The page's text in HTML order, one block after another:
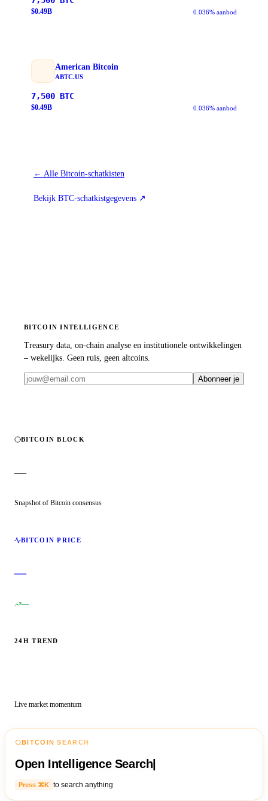
$0.49B 0.036% aanbod
American Bitcoin
ABTC.US
7,500 BTC
$0.49B 0.036% aanbod
← Alle Bitcoin-schatkisten
Bekijk BTC-schatkistgegevens ↗
BITCOIN INTELLIGENCE
Treasury data, on-chain analyse en institutionele ontwikkelingen
– wekelijks. Geen ruis, geen altcoins.
Abonneer je
BITCOIN BLOCK
—
Snapshot of Bitcoin consensus
BITCOIN PRICE
—
—
24H TREND
Live market momentum
BITCOIN SEARCH
Open Intelligence Search|
Press ⌘K to search anything